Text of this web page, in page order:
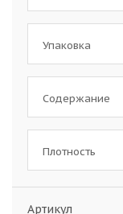
Упаковка
Содержание
Плотность
Артикул